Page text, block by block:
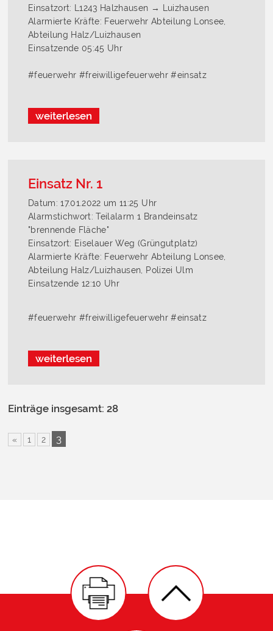
Einsatzort: L1243 Halzhausen → Luizhausen
Alarmierte Kräfte: Feuerwehr Abteilung Lonsee,
Abteilung Halz/Luizhausen
Einsatzende 05:45 Uhr
#feuerwehr #freiwilligefeuerwehr #einsatz
weiterlesen
Einsatz Nr. 1
Datum: 17.01.2022 um 11:25 Uhr
Alarmstichwort: Teilalarm 1 Brandeinsatz
"brennende Fläche"
Einsatzort: Eiselauer Weg (Grüngutplatz)
Alarmierte Kräfte: Feuerwehr Abteilung Lonsee,
Abteilung Halz/Luizhausen, Polizei Ulm
Einsatzende 12:10 Uhr
#feuerwehr #freiwilligefeuerwehr #einsatz
weiterlesen
Einträge insgesamt: 28
« 1 2 3